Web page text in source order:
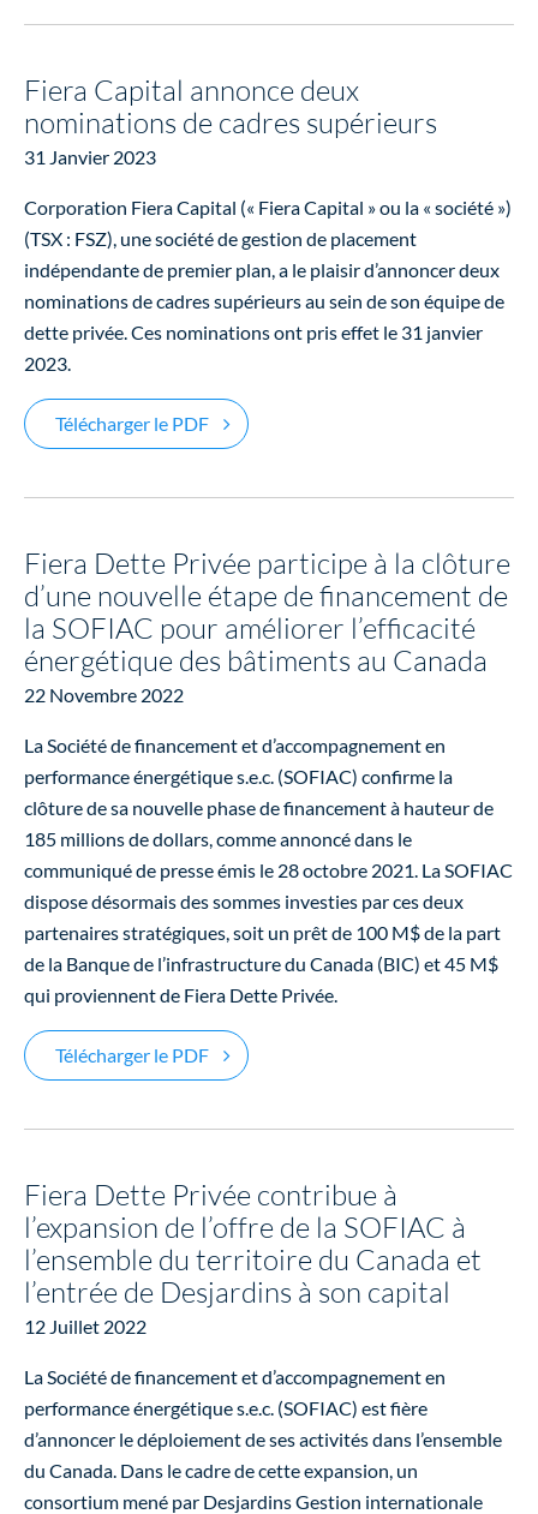
Fiera Capital annonce deux
nominations de cadres supérieurs
31 Janvier 2023
Corporation Fiera Capital (« Fiera Capital » ou la « société »)
(TSX : FSZ), une société de gestion de placement
indépendante de premier plan, a le plaisir d’annoncer deux
nominations de cadres supérieurs au sein de son équipe de
dette privée. Ces nominations ont pris effet le 31 janvier
2023.
Télécharger le PDFFiera Capital annonce deux
Fiera Dette Privée participe à la clôture
d’une nouvelle étape de financement de
la SOFIAC pour améliorer l’efficacité
énergétique des bâtiments au Canada
22 Novembre 2022
La Société de financement et d’accompagnement en
performance énergétique s.e.c. (SOFIAC) confirme la
clôture de sa nouvelle phase de financement à hauteur de
185 millions de dollars, comme annoncé dans le
communiqué de presse émis le 28 octobre 2021. La SOFIAC
dispose désormais des sommes investies par ces deux
partenaires stratégiques, soit un prêt de 100 M$ de la part
de la Banque de l’infrastructure du Canada (BIC) et 45 M$
qui proviennent de Fiera Dette Privée.
Télécharger le PDFFiera Dette Privée participe à la clôture
Fiera Dette Privée contribue à
l’expansion de l’offre de la SOFIAC à
l’ensemble du territoire du Canada et
l’entrée de Desjardins à son capital
12 Juillet 2022
La Société de financement et d’accompagnement en
performance énergétique s.e.c. (SOFIAC) est fière
d’annoncer le déploiement de ses activités dans l’ensemble
du Canada. Dans le cadre de cette expansion, un
consortium mené par Desjardins Gestion internationale